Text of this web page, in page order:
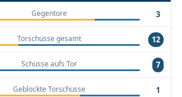
Gegentore 3
Torschüsse gesamt 12
Schüsse aufs Tor 7
Geblockte Torschüsse 1